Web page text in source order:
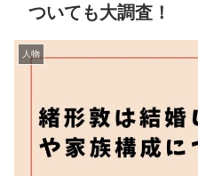
ついても大調査！
人物